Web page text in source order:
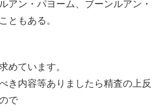
アン・パヨーム、ブーンルアン・
ともある。
めています。
き内容等ありましたら精査の上反
で